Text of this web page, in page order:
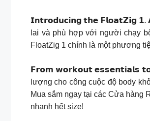
𝗜𝗻𝘁𝗿𝗼𝗱𝘂𝗰𝗶𝗻𝗴 𝘁𝗵𝗲 𝗙𝗹𝗼𝗮𝘁𝗭𝗶𝗴 𝟭.
lai và phù hợp với người chạy
FloatZig 1 chính là một phương
𝗙𝗿𝗼𝗺 𝘄𝗼𝗿𝗸𝗼𝘂𝘁 𝗲𝘀𝘀𝗲𝗻𝘁𝗶𝗮𝗹𝘀 𝘁𝗼
lượng cho công cuộc độ body
Mua sắm ngay tại các Cửa hàng
nhanh hết size!